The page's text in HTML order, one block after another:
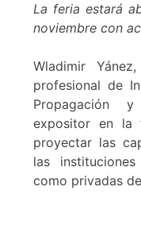
La feria estará
noviembre con
Wladimir
profesional de
Propagación
expositor en la
proyectar las
las
como privadas